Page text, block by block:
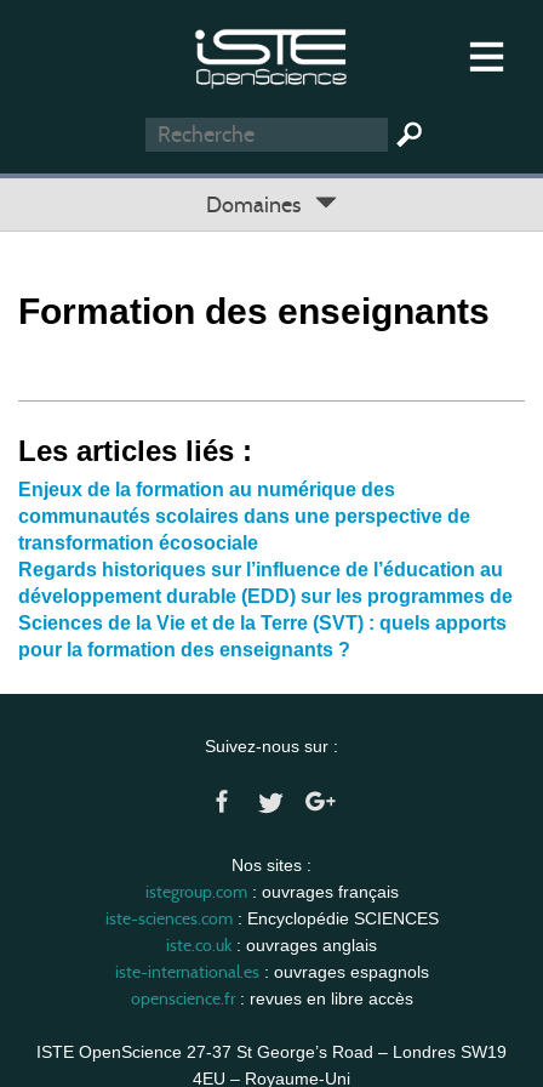
Domaines
Formation des enseignants
Les articles liés :
Enjeux de la formation au numérique des
communautés scolaires dans une perspective de
transformation écosociale
Regards historiques sur l’influence de l’éducation au
développement durable (EDD) sur les programmes de
Sciences de la Vie et de la Terre (SVT) : quels apports
pour la formation des enseignants ?
Suivez-nous sur :
Nos sites :
istegroup.com: ouvrages français
iste-sciences.com: Encyclopédie SCIENCES
iste.co.uk : ouvrages anglais
iste-international.es: ouvrages espagnols
openscience.fr: revues en libre accès
ISTE OpenScience 27-37 St George’s Road – Londres SW19
4EU – Royaume-Uni